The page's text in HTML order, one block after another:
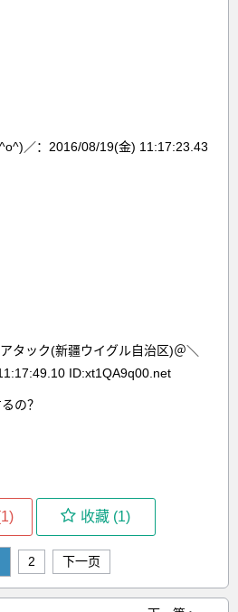
／：2016/08/19(金) 11:17:23.43
タック(新疆ウイグル自治区)＠＼
ID:xt1QA9q00.net
の？
1) 收藏 (1)
2 下一页